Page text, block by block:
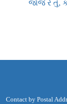
જોજે રે તું,
Contact by Postal